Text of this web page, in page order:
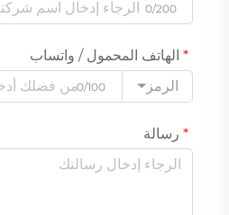
0/200
الهاتف المحمول / واتساب
الرمز
0/100
رسالة